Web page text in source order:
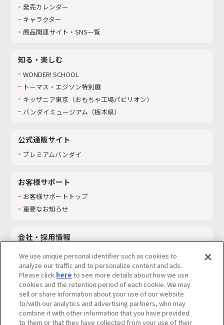
発売カレンダー
キャラクター
商品関連サイト・SNS一覧
知る・楽しむ
WONDER! SCHOOL
トーマス・エジソン特別展
キッザニア東京（おもちゃ工場パビリオン）​
バンダイミュージアム（栃木県）
公式通販サイト
プレミアムバンダイ
お客様サポート
お客様サポートトップ
重要なお知らせ
会社・採用情報
採用情報
サステナビリティ
お問い合わせ
We use unique personal identifier such as cookies to
analyze our traffic and to personalize content and ads.
Please click here to see more details about how we use
cookies and the retention period of each cookie. We may
sell or share information about your use of our website
to/with our analytics and advertising partners, who may
combine it with other information that you have provided
to them or that they have collected from your use of their